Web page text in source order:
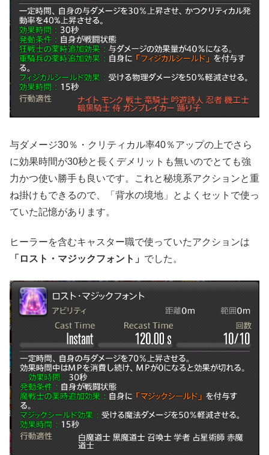
与ダメージ30％・クリティカル率40％アップの上でさら
に効果時間が30秒と長くデメリットも無いのでとても強
力かつ使い勝手も良いです。これと秘境系アクションと重
ね掛けもできるので、「背水の境地」とよくセットで使っ
ていた記憶があります。
ヒーラーを含むキャスター職で使っていたアクションは
「ロスト・マジックフォント」 でした。